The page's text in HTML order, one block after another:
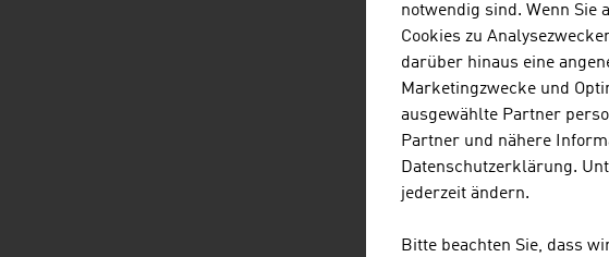
notwendig sind. Wenn Sie
Cookies zu
darüber hinaus eine
Marketingzwecke und
ausgewählte Partner
Partner und nähere
Datenschutzerklärung.
jederzeit ändern.
Bitte beachten Sie, dass